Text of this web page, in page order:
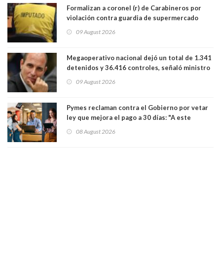
Formalizan a coronel (r) de Carabineros por
violación contra guardia de supermercado
09 August 2026
Megaoperativo nacional dejó un total de 1.341
detenidos y 36.416 controles, señaló ministro
09 August 2026
Pymes reclaman contra el Gobierno por vetar
ley que mejora el pago a 30 días: "A este
medianas empresas"
08 August 2026